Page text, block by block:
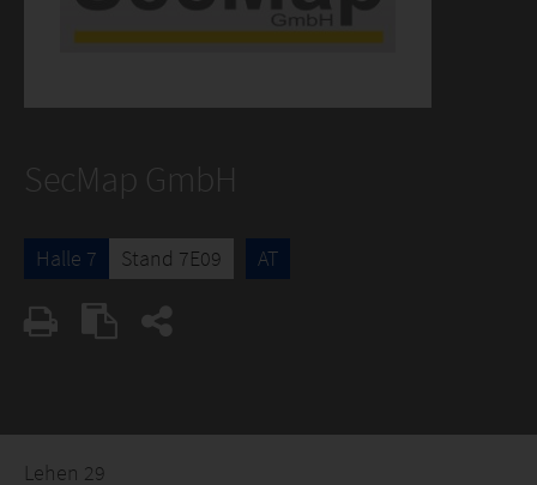
SecMap GmbH
Halle 7 Stand 7E09 AT
Lehen 29